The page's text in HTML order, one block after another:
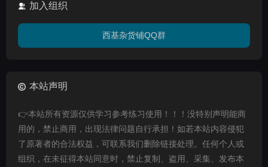
加入组织
西基杂货铺QQ群
本站声明
👉本站所有资源仅供学习参考练习使用！！！没特别声明能商
用的，禁止商用，出现法律问题自行承担！如若本站内容侵犯
了原著者的合法权益，可联系我们删除链接处理。任何个人或
组织，在未征得本站同意时，禁止复制、盗用、采集、发布本